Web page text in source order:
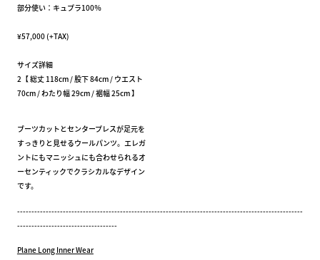
部分使い：キュプラ100％
¥57,000 (+TAX)
サイズ詳細
2【 総丈 118cm / 股下 84cm / ウエスト
70cm / わたり幅 29cm / 裾幅 25cm 】
ブーツカットとセンタープレスが足元を
すっきりと見せるウールパンツ。エレガ
ントにもマニッシュにも合わせられるオ
ーセンティックでクラシカルなデザイン
です。
----------------------------------------------------------------------------------------------------
-----------------------------------
Plane Long Inner Wear